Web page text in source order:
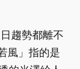
趨勢都離不
風」指的是